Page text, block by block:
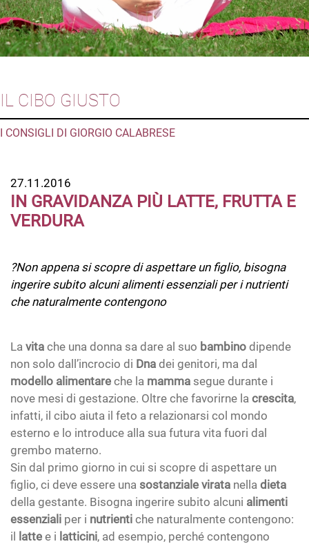
IL CIBO GIUSTO
I CONSIGLI DI GIORGIO CALABRESE
27.11.2016
IN GRAVIDANZA PIÙ LATTE, FRUTTA E
VERDURA
?Non appena si scopre di aspettare un figlio, bisogna
ingerire subito alcuni alimenti essenziali per i nutrienti
che naturalmente contengono
La vita che una donna sa dare al suo bambino dipende
non solo dall’incrocio di Dna dei genitori, ma dal
modello alimentare che la mamma segue durante i
nove mesi di gestazione. Oltre che favorirne la crescita,
infatti, il cibo aiuta il feto a relazionarsi col mondo
esterno e lo introduce alla sua futura vita fuori dal
grembo materno.
Sin dal primo giorno in cui si scopre di aspettare un
figlio, ci deve essere una sostanziale virata nella dieta
della gestante. Bisogna ingerire subito alcuni alimenti
essenziali per i nutrienti che naturalmente contengono:
il
latte e i latticini, ad esempio, perché contengono